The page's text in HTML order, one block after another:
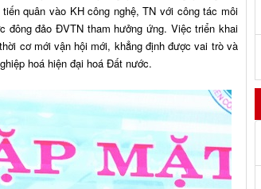
quân vào KH công nghệ, TN với công tác môi
đông đảo ĐVTN tham hưởng ứng. Việc triển khai
cơ mới vận hội mới, khẳng định được vai trò và
hoá hiện đại hoá Đất nước.